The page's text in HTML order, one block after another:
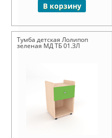
В корзину
Тумба детская Лолипоп
зеленая МД ТБ 01.ЗЛ